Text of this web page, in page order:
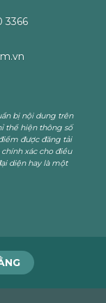
3366
bị nội dung trên
thể hiện thông số
được đăng tải
xác cho điều
diện hay là một